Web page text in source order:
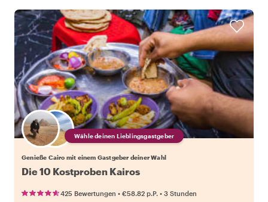
Wähle deinen Lieblingsgastgeber
Genieße Cairo mit einem Gastgeber deiner Wahl
Die 10 Kostproben Kairos
425 Bewertungen • €58.82 p.P. • 3 Stunden